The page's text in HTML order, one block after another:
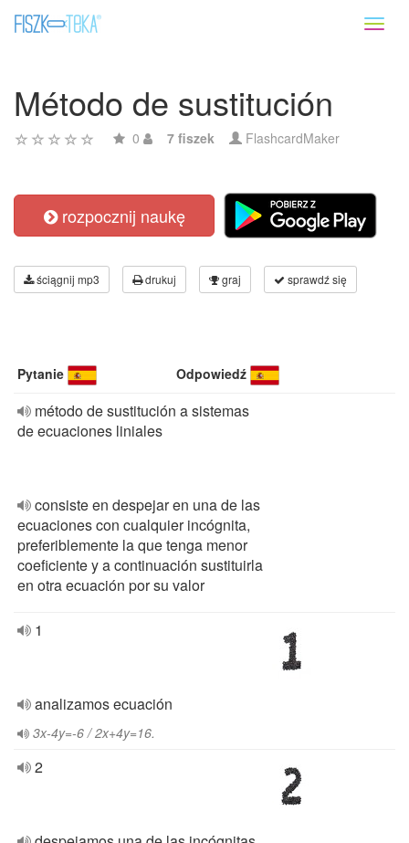
Método de sustitución
0 7 fiszek FlashcardMaker
rozpocznij naukę
ściągnij mp3 drukuj graj sprawdź się
Pytanie Odpowiedź
método de sustitución a sistemas
de ecuaciones liniales
consiste en despejar en una de las
ecuaciones con cualquier incógnita,
preferiblemente la que tenga menor
coeficiente y a continuación sustituirla
en otra ecuación por su valor
1
analizamos ecuación
3x-4y=-6 / 2x+4y=16.
2